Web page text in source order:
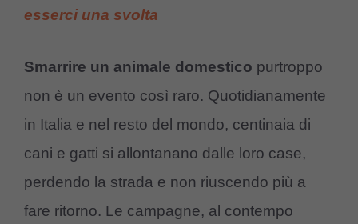
esserci una svolta
Smarrire un animale domestico purtroppo
non è un evento così raro. Quotidianamente
in Italia e nel resto del mondo, centinaia di
cani e gatti si allontanano dalle loro case,
perdendo la strada e non riuscendo più a
fare ritorno. Le campagne, al contempo